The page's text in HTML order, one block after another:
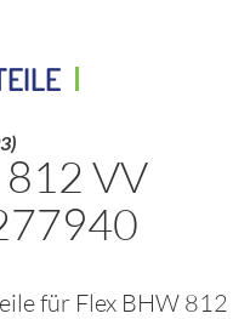
VV
für Flex BHW 812